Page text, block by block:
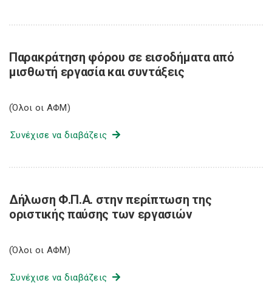
Παρακράτηση φόρου σε εισοδήματα από
μισθωτή εργασία και συντάξεις
(Όλοι οι ΑΦΜ)
Συνέχισε να διαβάζεις
Δήλωση Φ.Π.Α. στην περίπτωση της
οριστικής παύσης των εργασιών
(Όλοι οι ΑΦΜ)
Συνέχισε να διαβάζεις